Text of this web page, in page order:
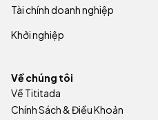
Tài chính doanh nghiệp
Khởi nghiệp
Về chúng tôi
Về Tititada
Chính Sách & Điều Khoản